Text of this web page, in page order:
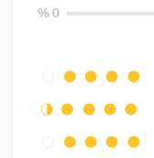
0 %
circle
circle
circle
circle
circle
circle
circle
circle
circle
circle
circle
circle